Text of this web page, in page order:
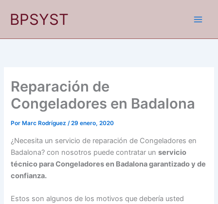
BPSYST
Reparación de
Congeladores en Badalona
Por Marc Rodríguez/29 enero, 2020
¿Necesita un servicio de reparación de Congeladores en
Badalona? con nosotros puede contratar unservicio
técnico para Congeladores en Badalona garantizado y de
confianza.
Estos son algunos de los motivos que debería usted